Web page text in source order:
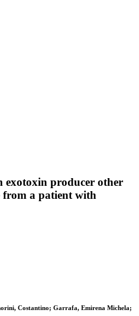
exotoxin producer other
a patient with
Costantino; Garrafa, Emirena Michela;